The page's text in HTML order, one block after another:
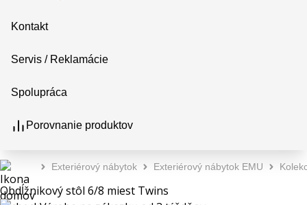
Kontakt
Servis / Reklamácie
Spolupráca
Porovnanie produktov
Exteriérový nábytok Exteriérový nábytok EMU
Obdĺžnikový stôl 6/8 miest Twins